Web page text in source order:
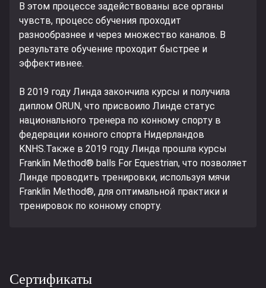
В этом процессе задействованы все органы
чувств, процесс обучения проходит
разнообразнее и через множество каналов. В
результате обучение проходит быстрее и
эффективнее.
В 2019 году Линда закончила курсы и получила
диплом ORUN, что присвоило Линде статус
национального тренера по конному спорту в
федерации конного спорта Нидерландов
KNHS.Также в 2019 году Линда прошла курсы
Franklin Method® balls For Equestrian, что позволяет
Линде проводить тренировки, используя мячи
Franklin Method®, для оптимальной практики и
тренировок по конному спорту.
Сертификаты